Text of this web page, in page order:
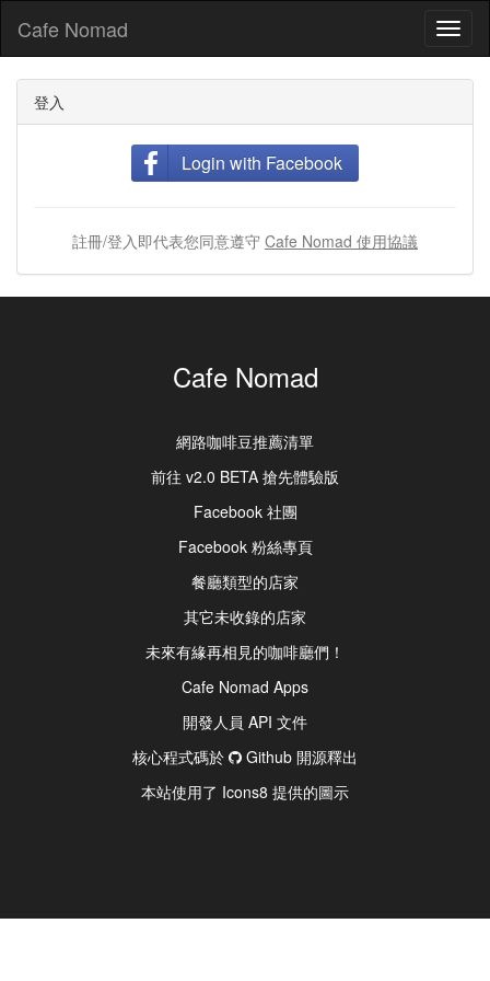
Cafe Nomad
登入
Login with Facebook
註冊/登入即代表您同意遵守 Cafe Nomad 使用協議
Cafe Nomad
網路咖啡豆推薦清單
前往 v2.0 BETA 搶先體驗版
Facebook 社團
Facebook 粉絲專頁
餐廳類型的店家
其它未收錄的店家
未來有緣再相見的咖啡廳們！
Cafe Nomad Apps
開發人員 API 文件
核心程式碼於
Github 開源釋出
本站使用了 Icons8 提供的圖示